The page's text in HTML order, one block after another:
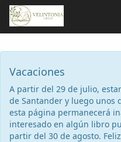
Vacaciones
A partir del 29 de julio,
de Santander y luego unos
esta página permanecerá
interesado en algún libro
partir del 30 de agosto.